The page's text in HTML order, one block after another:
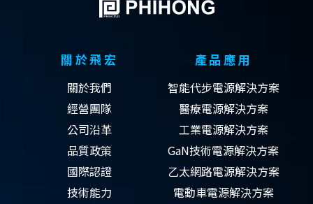
關於飛宏
關於我們
經營團隊
公司沿革
品質政策
國際認證
技術能力
產品應用
智能代步電源解決方案
醫療電源解決方案
工業電源解決方案
GaN技術電源解決方案
乙太網路電源解決方案
電動車電源解決方案